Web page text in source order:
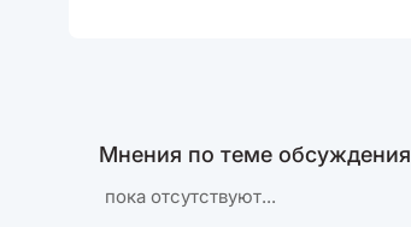
Мнения по теме обсуждения
пока отсутствуют...